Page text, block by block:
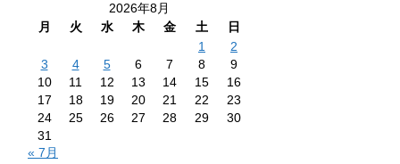
2026年8月
月
火 水 木 金 土
日
1
2
3
4 5 6 7 8
9
10
11 12 13 14 15
16
17
18 19 20 21 22
23
24
25 26 27 28 29
30
31
« 7月